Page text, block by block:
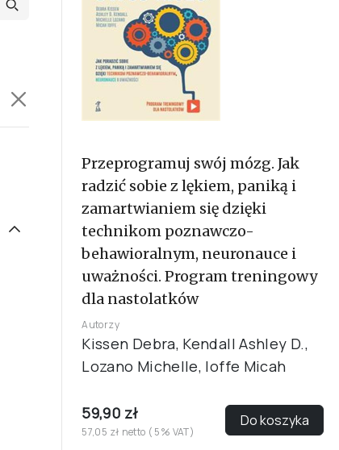
Przeprogramuj swój mózg. Jak
radzić sobie z lękiem, paniką i
zamartwianiem się dzięki
technikom poznawczo-
behawioralnym, neuronauce i
uważności. Program treningowy
dla nastolatków
Autorzy
Kissen Debra, Kendall Ashley D.,
Lozano Michelle, Ioffe Micah
59,90 zł
57,05 zł netto ( 5% VAT)
Do koszyka